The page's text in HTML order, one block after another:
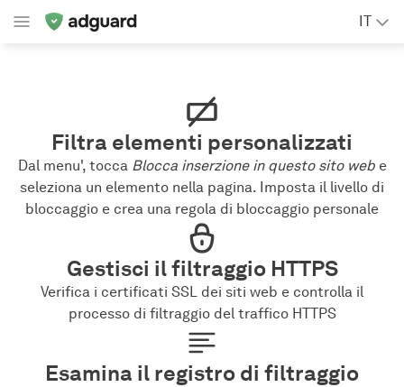
IT
Filtra elementi personalizzati
Dal menu', tocca Blocca inserzione in questo sito webe
seleziona un elemento nella pagina. Imposta il livello di
bloccaggio e crea una regola di bloccaggio personale
Gestisci il filtraggio HTTPS
Verifica i certificati SSL dei siti web e controlla il
processo di filtraggio del traffico HTTPS
Esamina il registro di filtraggio